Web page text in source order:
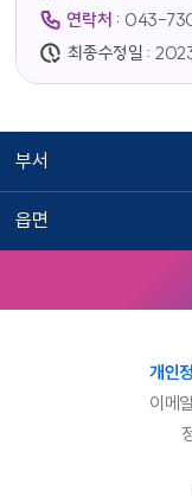
연락처 : 043-
최종수정일 :
부서
읍면
개인
이메